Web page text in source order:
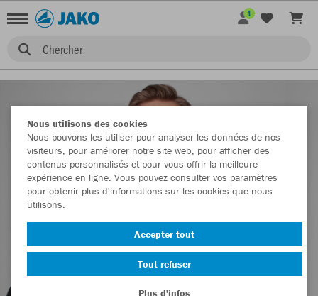
Chercher
1
Nous utilisons des cookies
Nous pouvons les utiliser pour analyser les données de nos
visiteurs, pour améliorer notre site web, pour afficher des
contenus personnalisés et pour vous offrir la meilleure
expérience en ligne. Vous pouvez consulter vos paramètres
pour obtenir plus d'informations sur les cookies que nous
utilisons.
Accepter tout
Tout refuser
Plus d'infos